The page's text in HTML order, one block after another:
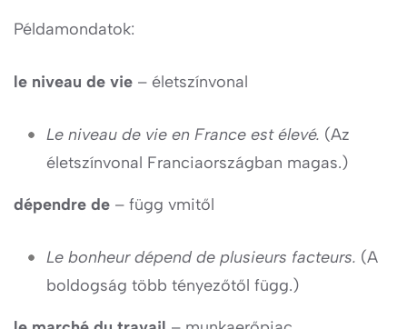
Példamondatok:
le niveau de vie – életszínvonal
Le niveau de vie en France est élevé. (Az
életszínvonal Franciaországban magas.)
dépendre de – függ vmitől
Le bonheur dépend de plusieurs facteurs. (A
boldogság több tényezőtől függ.)